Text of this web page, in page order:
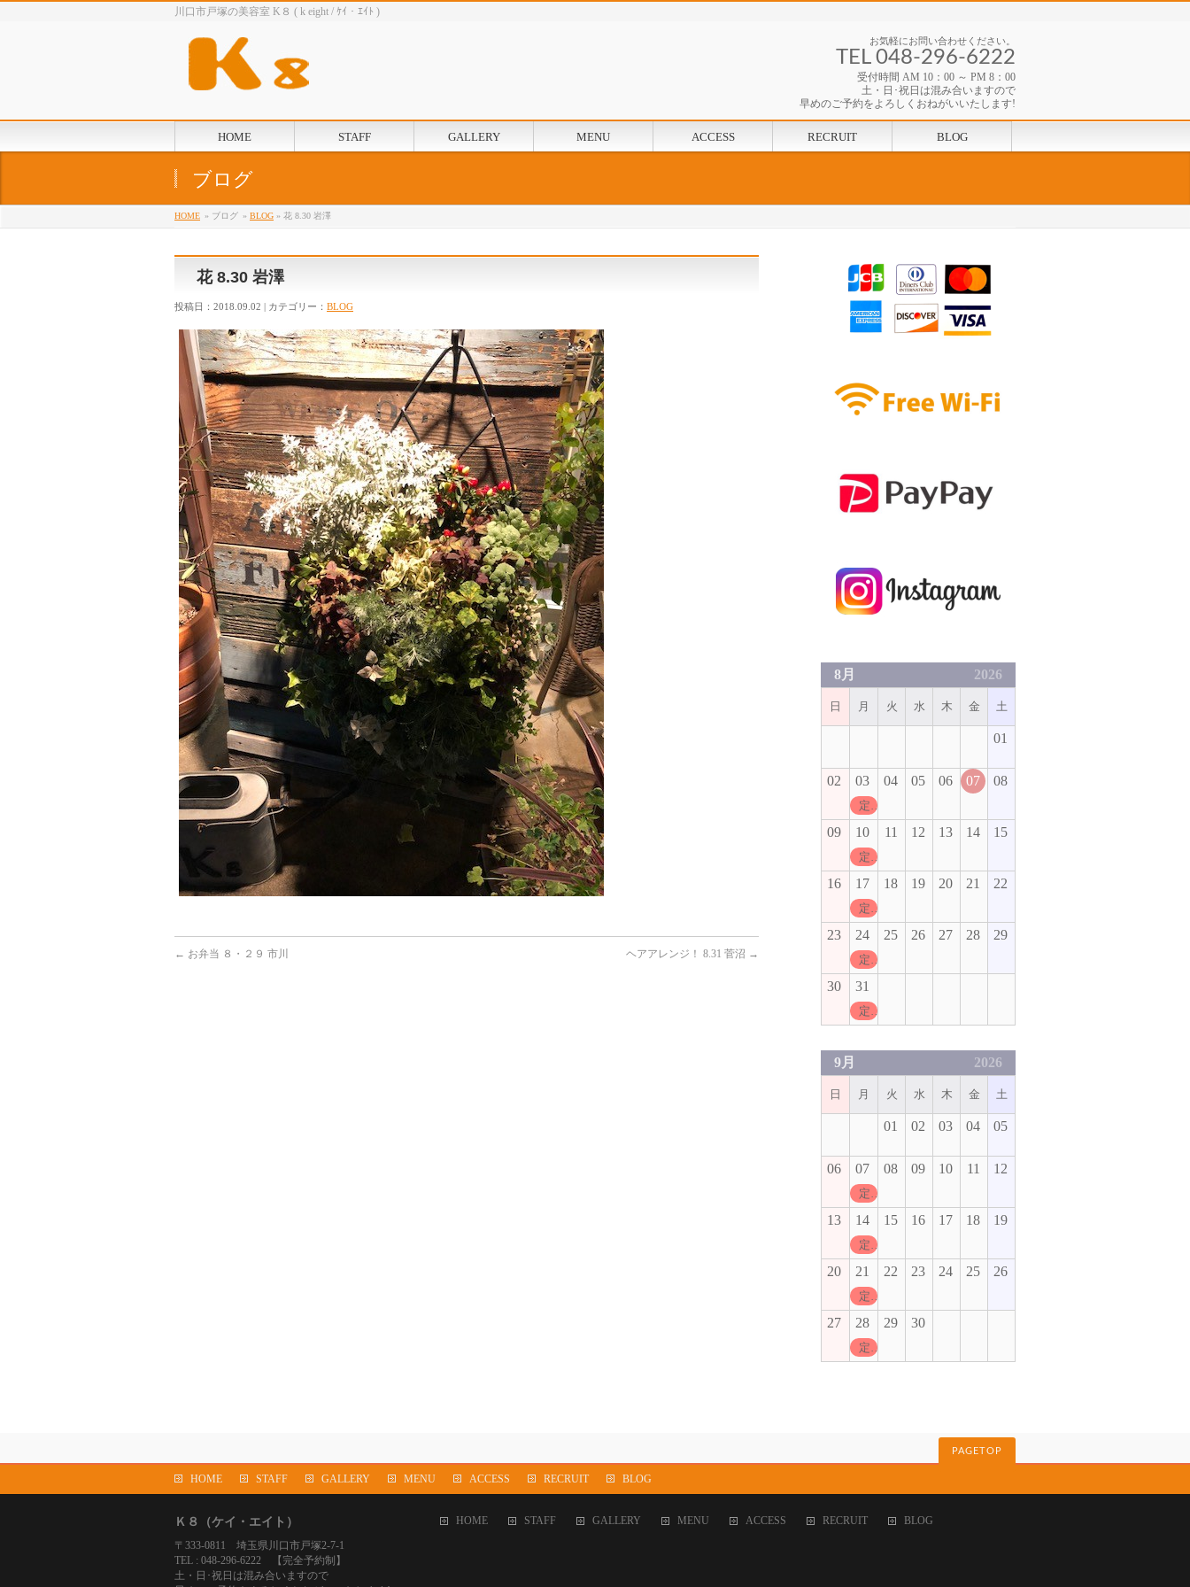
川口市戸塚の美容室 K８ ( k eight / ｹｲ・ｴｲﾄ )
お気軽にお問い合わせください。
TEL 048-296-6222
受付時間 AM 10：00 ～ PM 8：00
土・日･祝日は混み合いますので
早めのご予約をよろしくおねがいいたします!
HOME STAFF GALLERY MENU ACCESS RECRUIT BLOG
ブログ
HOME » ブログ » BLOG » 花 8.30 岩澤
花 8.30 岩澤
投稿日：2018.09.02 | カテゴリー： BLOG
← お弁当 ８・２９ 市川 ヘアアレンジ！ 8.31 菅沼 →
8月 2026
日 月 火 水 木 金 土
01
02 03
定休日
04 05 06 07 08
09 10
定休日
11 12 13 14 15
16 17
定休日
18 19 20 21 22
23 24
定休日
25 26 27 28 29
30 31
定休日
9月 2026
日 月 火 水 木 金 土
01 02 03 04 05
06 07
定休日
08 09 10 11 12
13 14
定休日
15 16 17 18 19
20 21
定休日
22 23 24 25 26
27 28
定休日
29 30
PAGETOP
HOME STAFF GALLERY MENU ACCESS RECRUIT BLOG
Ｋ８（ケイ・エイト）
〒333-0811 埼玉県川口市戸塚2-7-1
TEL : 048-296-6222 【完全予約制】
土・日･祝日は混み合いますので
HOME STAFF GALLERY MENU ACCESS RECRUIT BLOG